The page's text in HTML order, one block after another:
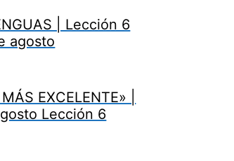
| Lección 6
agosto
EXCELENTE» |
Lección 6